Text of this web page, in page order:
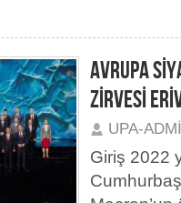
AVRUPA
ZİRVESİ
UPA-
Giriş 2022